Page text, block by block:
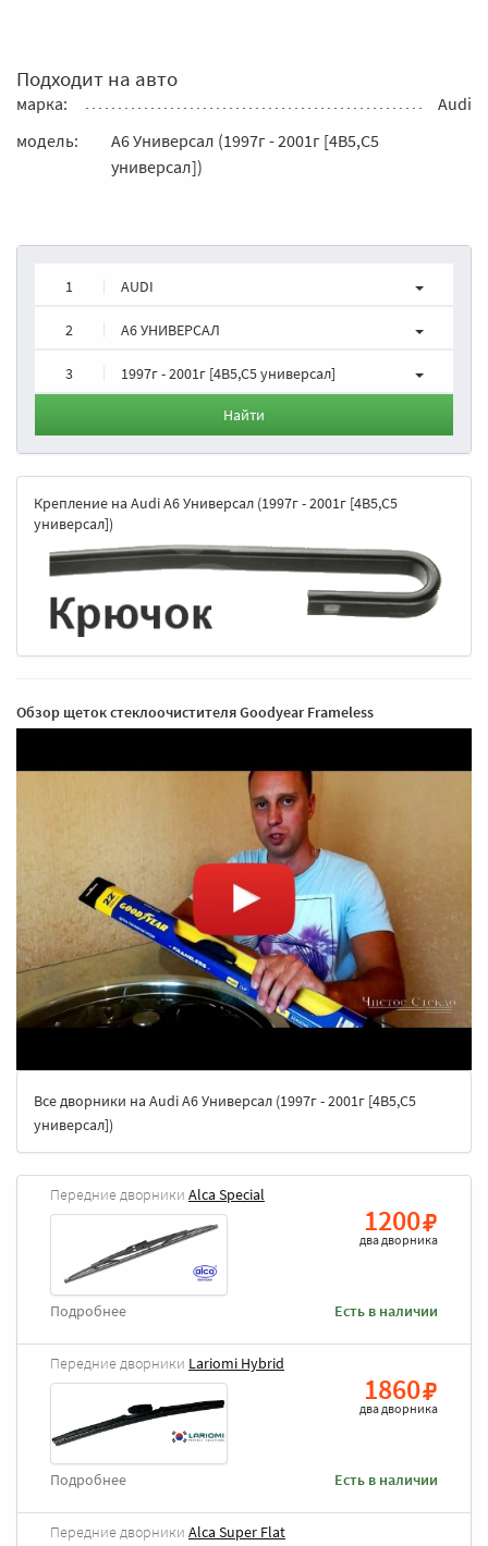
Подходит на авто
марка:
Audi
модель:
A6 Универсал (1997г - 2001г [4B5,C5
универсал])
1 AUDI
2 A6 УНИВЕРСАЛ
3 1997г - 2001г [4B5,C5 универсал]
Найти
Крепление на Audi A6 Универсал (1997г - 2001г [4B5,C5
универсал])
Обзор щеток стеклоочистителя Goodyear Frameless
Все дворники на Audi A6 Универсал (1997г - 2001г [4B5,C5
универсал])
Передние дворники Alca Special
1200
два дворника
Есть в наличии
Подробнее
Передние дворники Lariomi Hybrid
1860
два дворника
Есть в наличии
Подробнее
Передние дворники Alca Super Flat